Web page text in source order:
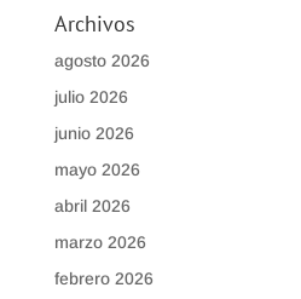
Archivos
agosto 2026
julio 2026
junio 2026
mayo 2026
abril 2026
marzo 2026
febrero 2026